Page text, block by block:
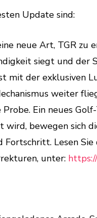
Update sind:
neue Art, TGR
siegt und
mit der exklusiven
weiter
Ein neues
wird, bewegen sich
Fortschritt. Lesen
unter: